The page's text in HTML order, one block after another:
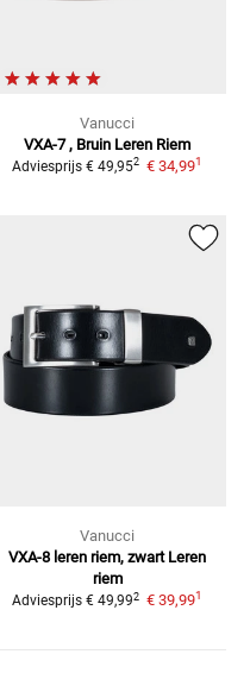
Vanucci
VXA-7 , Bruin Leren Riem
Adviesprijs € 49,952 € 34,991
Vanucci
VXA-8 leren riem, zwart Leren
riem
Adviesprijs € 49,992 € 39,991